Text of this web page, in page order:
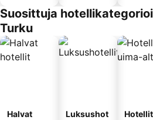
Suosittuja
Turku
Halvat
Luksushot
Hotellit